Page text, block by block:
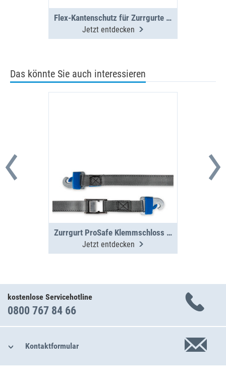
Flex-Kantenschutz für Zurrgurte VPE4
Jetzt entdecken
Das könnte Sie auch interessieren
Zurrgurt ProSafe Klemmschloss 3m, 250daN
Jetzt entdecken
kostenlose Servicehotline
0800 767 84 66
Kontaktformular